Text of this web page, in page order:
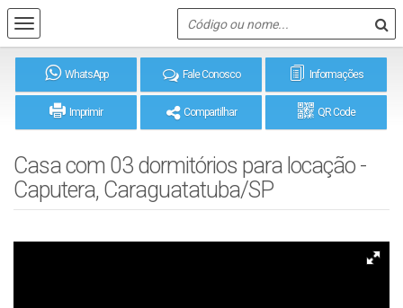
WhatsApp Fale Conosco Informações
Imprimir Compartilhar QR Code
Casa com 03 dormitórios para locação -
Caputera, Caraguatatuba/SP